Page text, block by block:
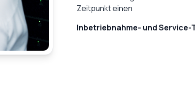
Zeitpunkt einen
Inbetriebnahme- und